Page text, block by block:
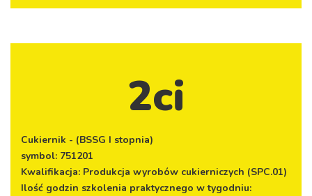
2ci
Cukiernik - (BSSG I stopnia)
symbol: 751201
Kwalifikacja: Produkcja wyrobów cukierniczych (SPC.01)
Ilość godzin szkolenia praktycznego w tygodniu: